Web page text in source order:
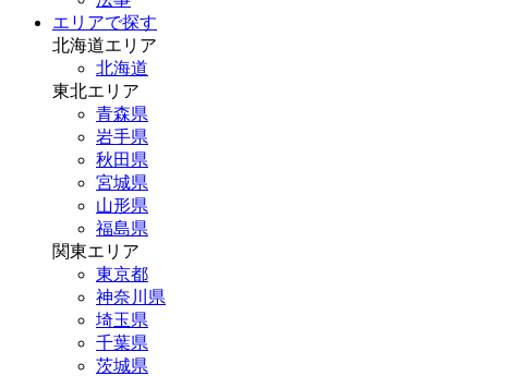
エリアで探す
北海道エリア
北海道
東北エリア
青森県
岩手県
秋田県
宮城県
山形県
福島県
関東エリア
東京都
神奈川県
埼玉県
千葉県
茨城県